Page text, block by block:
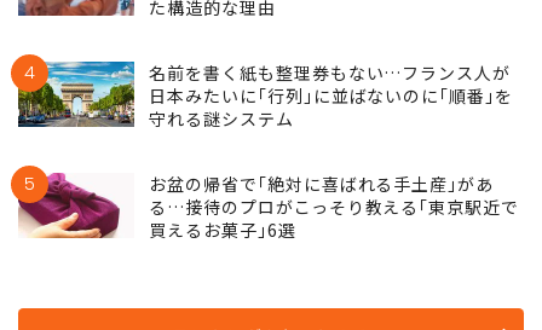
た構造的な理由
4
名前を書く紙も整理券もない…フランス人が
日本みたいに｢行列｣に並ばないのに｢順番｣を
守れる謎システム
5
お盆の帰省で｢絶対に喜ばれる手土産｣があ
る…接待のプロがこっそり教える｢東京駅近で
買えるお菓子｣6選